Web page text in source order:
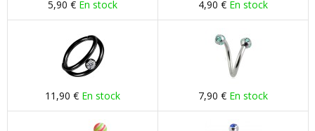
5,90 € En stock 4,90 € En stock
11,90 € En stock 7,90 € En stock